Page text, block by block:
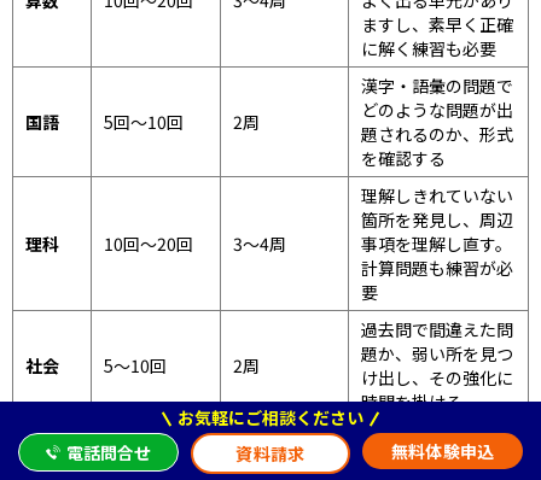
ますし、素早く正確
に解く練習も必要
国語 5回～10回 2周
漢字・語彙の問題で
どのような問題が出
題されるのか、形式
を確認する
理科 10回～20回 3～4周
理解しきれていない
箇所を発見し、周辺
事項を理解し直す。
計算問題も練習が必
要
社会 5～10回 2周
過去問で間違えた問
題か、弱い所を見つ
け出し、その強化に
時間を掛ける
お気軽にご相談ください
電話問合せ
資料請求 無料体験申込